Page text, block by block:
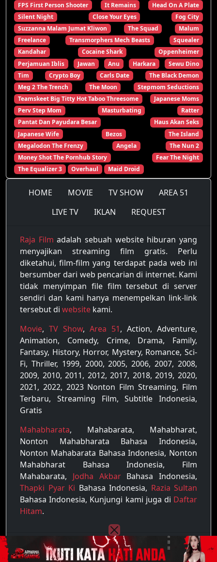
FPS First Person Shooter
It Remains
Head On A Plate
Silent Night
Close Your Eyes
Fog City
Suzzanna Malam Jumat Kliwon
The Squad
Malum
Freelance
Transmorphers Mech Beasts
Squealer
Kandahar
Cocaine Shark
Oppenheimer
Perjamuan Iblis
Jawan Anu Harkara
Sewu Dino
Tim
Crypto Boy Carls Date
The Black Demon
Meg 2 The Trench
The Moon
Stepmom Seductions
Teamskeet Big Titty Hot Taboo Threesome
Japanese Moms
Perv Step Mom
Masturbating
Ratter
Pantat Dan Payudara Besar
Haus Akan Seks
Japanese Wife
Bezos
The Island
Megalodon The Frenzy
Angela
The Nun 2
Money Shot The Pornhub Story
Fear The Night
The Equalizer 3
Overhaul Maid Droid
HOME MOVIE TV SHOW
AREA 51
LIVE TV
IKLAN REQUEST
Raja Film adalah sebuah website hiburan yang
menyajikan streaming film gratis. Perlu
diketahui, film-film yang terdapat pada web ini
bersumber dari web pencarian di internet. Kami
tidak menyimpan file film tersebut di server
sendiri dan kami hanya menempelkan link-link
tersebut di website kami.
Movie, TV Show, Area 51, Action, Adventure,
Animation, Comedy, Crime, Drama, Family,
Fantasy, History, Horror, Mystery, Romance, Sci-
Fi, Thriller, 1999, 2000, 2005, 2006, 2007, 2008,
2009, 2010, 2011, 2012, 2017, 2018, 2019, 2020,
2021, 2022, 2023 Nonton Film Streaming, Film
Terbaru, Streaming Film, Subtitle Indonesia,
Gratis
Mahabharata, Mahabarata, Mahabharat,
Nonton Mahabharata Bahasa Indonesia,
Nonton Mahabarata Bahasa Indonesia, Nonton
Mahabharat Bahasa Indonesia, Film
Mahabarata, Jodha AkbarBahasa Indonesia,
Thapki Pyar Ki Bahasa Indonesia, Razia Sultan
Bahasa Indonesia, Kunjungi kami juga di Daftar
Hitam.
Copyright © 2022 - 2026Raja Film
| All rights
reserved